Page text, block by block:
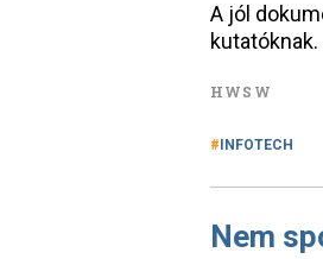
A jól
kutatóknak.
HWSW
INFOTECH
Nem